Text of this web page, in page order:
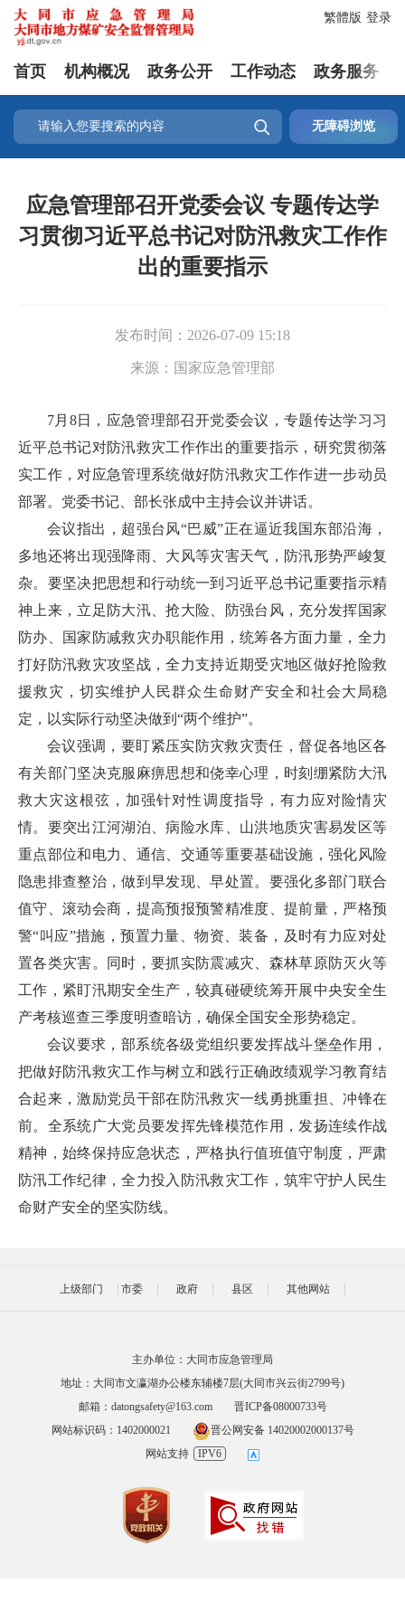
登录
繁體版
首页 机构概况 政务公开 工作动态 政务服务
 无障碍浏览
应急管理部召开党委会议 专题传达学
习贯彻习近平总书记对防汛救灾工作作
出的重要指示
发布时间： 2026-07-09 15:18
来源： 国家应急管理部
7月8日，应急管理部召开党委会议，专题传达学习习
近平总书记对防汛救灾工作作出的重要指示，研究贯彻落
实工作，对应急管理系统做好防汛救灾工作作进一步动员
部署。党委书记、部长张成中主持会议并讲话。
会议指出，超强台风“巴威”正在逼近我国东部沿海，
多地还将出现强降雨、大风等灾害天气，防汛形势严峻复
杂。要坚决把思想和行动统一到习近平总书记重要指示精
神上来，立足防大汛、抢大险、防强台风，充分发挥国家
防办、国家防减救灾办职能作用，统筹各方面力量，全力
打好防汛救灾攻坚战，全力支持近期受灾地区做好抢险救
援救灾，切实维护人民群众生命财产安全和社会大局稳
定，以实际行动坚决做到“两个维护”。
会议强调，要盯紧压实防灾救灾责任，督促各地区各
有关部门坚决克服麻痹思想和侥幸心理，时刻绷紧防大汛
救大灾这根弦，加强针对性调度指导，有力应对险情灾
情。要突出江河湖泊、病险水库、山洪地质灾害易发区等
重点部位和电力、通信、交通等重要基础设施，强化风险
隐患排查整治，做到早发现、早处置。要强化多部门联合
值守、滚动会商，提高预报预警精准度、提前量，严格预
警“叫应”措施，预置力量、物资、装备，及时有力应对处
置各类灾害。同时，要抓实防震减灾、森林草原防灭火等
工作，紧盯汛期安全生产，较真碰硬统筹开展中央安全生
产考核巡查三季度明查暗访，确保全国安全形势稳定。
会议要求，部系统各级党组织要发挥战斗堡垒作用，
把做好防汛救灾工作与树立和践行正确政绩观学习教育结
合起来，激励党员干部在防汛救灾一线勇挑重担、冲锋在
前。全系统广大党员要发挥先锋模范作用，发扬连续作战
精神，始终保持应急状态，严格执行值班值守制度，严肃
防汛工作纪律，全力投入防汛救灾工作，筑牢守护人民生
命财产安全的坚实防线。
上级部门 市委 政府 县区 其他网站
主办单位：大同市应急管理局
地址：大同市文瀛湖办公楼东辅楼7层(大同市兴云街2799号)
邮箱：datongsafety@163.com
晋ICP备08000733号
网站标识码：1402000021
晋公网安备 14020002000137号
网站支持
IPV6